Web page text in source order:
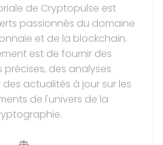
de Cryptopulse est
passionnés du domaine
et de la blockchain.
est de fournir des
des analyses
actualités à jour sur les
de l'univers de la